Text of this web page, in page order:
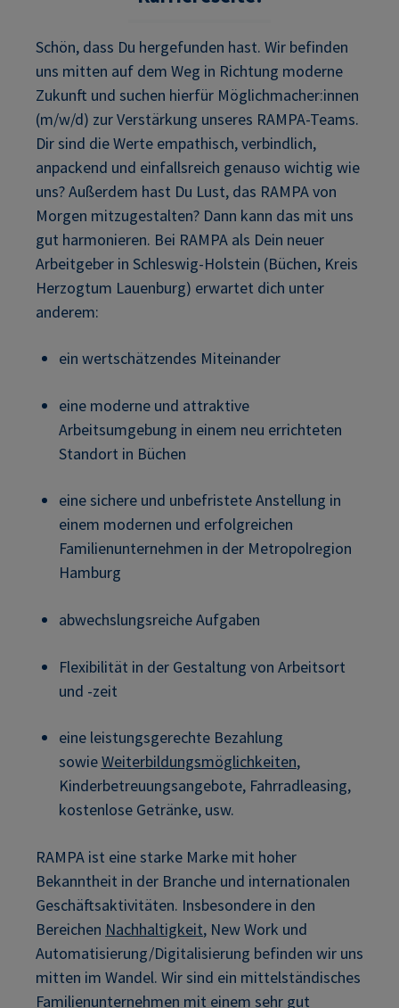
Schön, dass Du hergefunden hast. Wir befinden
uns mitten auf dem Weg in Richtung moderne
Zukunft und suchen hierfür Möglichmacher:innen
(m/w/d) zur Verstärkung unseres RAMPA-Teams.
Dir sind die Werte empathisch, verbindlich,
anpackend und einfallsreich genauso wichtig wie
uns? Außerdem hast Du Lust, das RAMPA von
Morgen mitzugestalten? Dann kann das mit uns
gut harmonieren. Bei RAMPA als Dein neuer
Arbeitgeber in Schleswig-Holstein (Büchen, Kreis
Herzogtum Lauenburg) erwartet dich unter
anderem:
ein wertschätzendes Miteinander
eine moderne und attraktive
Arbeitsumgebung in einem neu errichteten
Standort in Büchen
eine sichere und unbefristete Anstellung in
einem modernen und erfolgreichen
Familienunternehmen in der Metropolregion
Hamburg
abwechslungsreiche Aufgaben
Flexibilität in der Gestaltung von Arbeitsort
und -zeit
eine leistungsgerechte Bezahlung
sowieWeiterbildungsmöglichkeiten,
Kinderbetreuungsangebote, Fahrradleasing,
kostenlose Getränke, usw.
RAMPA ist eine starke Marke mit hoher
Bekanntheit in der Branche und internationalen
Geschäftsaktivitäten. Insbesondere in den
Bereichen Nachhaltigkeit, New Work und
Automatisierung/Digitalisierung befinden wir uns
mitten im Wandel. Wir sind ein mittelständisches
Familienunternehmen mit einem sehr gut